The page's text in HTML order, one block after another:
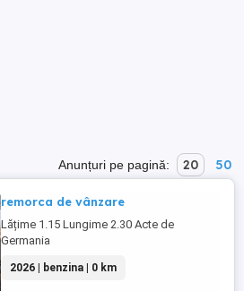
Anunțuri pe pagină: 20 50
remorca de vânzare
Lățime 1.15 Lungime 2.30 Acte de
Germania
2026 | benzina | 0 km